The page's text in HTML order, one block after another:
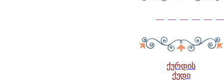
— — — — —
ქურდის
ქუდი